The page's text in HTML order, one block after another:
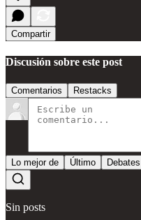
Compartir
Discusión sobre este post
Comentarios Restacks
Lo mejor de Último Debates
Sin posts